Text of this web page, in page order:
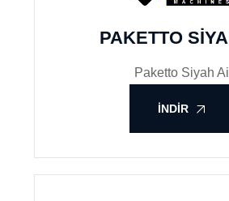
PAKETTO
Paketto Siyah Ai
İNDIR